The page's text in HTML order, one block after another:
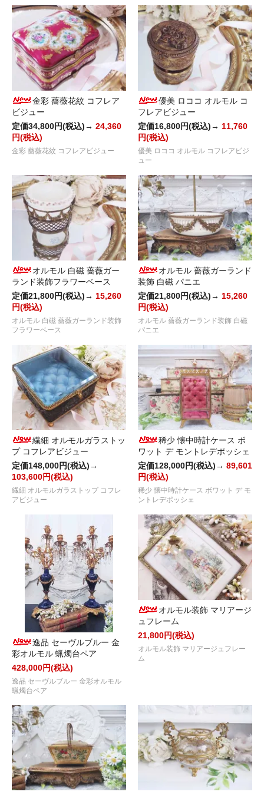
金彩 薔薇花紋 コフレア
ビジュー
定価34,800円(税込)→ 24,360
円(税込)
金彩 薔薇花紋 コフレアビジュー
優美 ロココ オルモル コ
フレアビジュー
定価16,800円(税込)→ 11,760
円(税込)
優美 ロココ オルモル コフレアビジ
ュー
オルモル 白磁 薔薇ガー
ランド装飾フラワーベース
定価21,800円(税込)→ 15,260
円(税込)
オルモル 白磁 薔薇ガーランド装飾
フラワーベース
オルモル 薔薇ガーランド
装飾 白磁 パニエ
定価21,800円(税込)→ 15,260
円(税込)
オルモル 薔薇ガーランド装飾 白磁
パニエ
繊細 オルモルガラストッ
プ コフレアビジュー
定価148,000円(税込)→
103,600円(税込)
繊細 オルモルガラストップ コフレ
アビジュー
稀少 懐中時計ケース ボ
ワット デ モントレデポッシェ
定価128,000円(税込)→ 89,601
円(税込)
稀少 懐中時計ケース ボワット デ モ
ントレデポッシェ
逸品 セーヴルブルー 金
彩オルモル 蝋燭台ペア
428,000円(税込)
逸品 セーヴルブルー 金彩オルモル
蝋燭台ペア
オルモル装飾 マリアージ
ュフレーム
21,800円(税込)
オルモル装飾 マリアージュフレー
ム